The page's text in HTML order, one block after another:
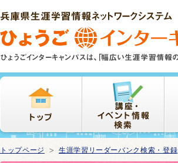
文
ま
で
ス
キ
トップページ 生涯学習リーダーバンク検索・登録